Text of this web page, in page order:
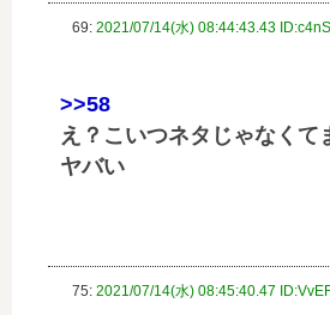
69: 2021/07/14(水) 08:44:43.43
>>58
え？こいつネタじゃなくて
ヤバい
75: 2021/07/14(水) 08:45:40.47